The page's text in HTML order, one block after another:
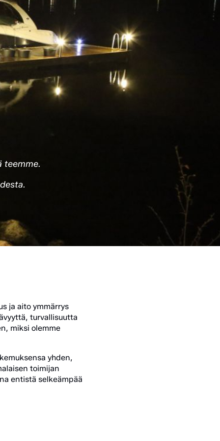
teemme.
ja aito ymmärrys
turvallisuutta
miksi olemme
yhden,
toimijan
entistä selkeämpää